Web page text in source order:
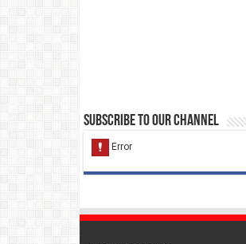
Subscribe to our Channel